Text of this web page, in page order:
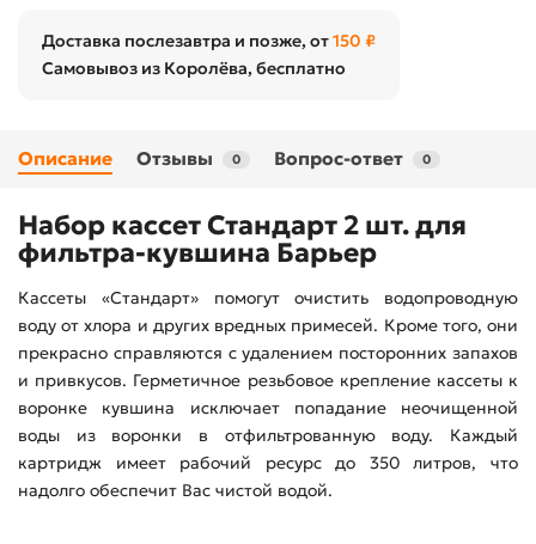
Доставка послезавтра и позже, от150 ₽
Самовывоз из Королёва, бесплатно
Описание Отзывы 0 Вопрос-ответ 0
Набор кассет Стандарт 2 шт. для
фильтра-кувшина Барьер
Кассеты «Стандарт» помогут очистить водопроводную
воду от хлора и других вредных примесей. Кроме того, они
прекрасно справляются с удалением посторонних запахов
и привкусов. Герметичное резьбовое крепление кассеты к
воронке кувшина исключает попадание неочищенной
воды из воронки в отфильтрованную воду. Каждый
картридж имеет рабочий ресурс до 350 литров, что
надолго обеспечит Вас чистой водой.